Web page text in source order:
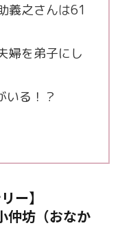
義之さんは61
婦を弟子にし
いる！？
ー】
仲坊（おなか